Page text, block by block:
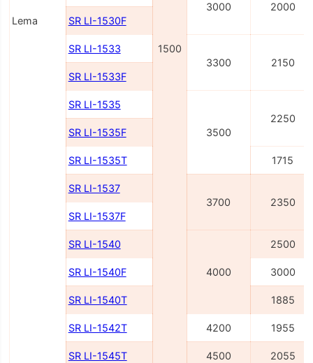
Lema
1500
3000
2000
SR LI-1530F
SR LI-1533
3300
2150
SR LI-1533F
SR LI-1535
3500
2250
SR LI-1535F
SR LI-1535T 1715
SR LI-1537
3700
2350
SR LI-1537F
SR LI-1540
4000
2500
SR LI-1540F 3000
SR LI-1540Т 1885
SR LI-1542Т 4200 1955
SR LI-1545Т 4500 2055